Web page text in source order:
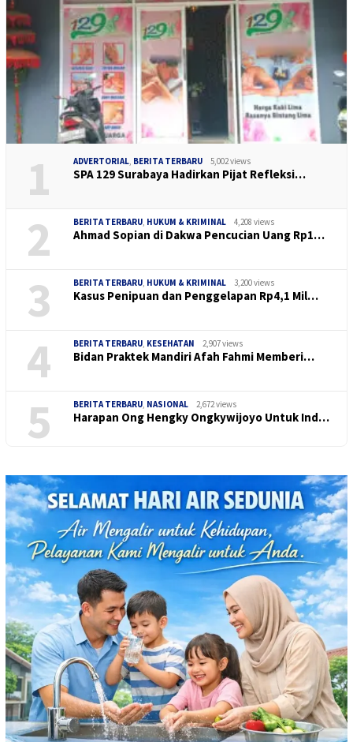
1 ADVERTORIAL, BERITA TERBARU 5,002 views
SPA 129 Surabaya Hadirkan Pijat Refleksi…
2 BERITA TERBARU, HUKUM & KRIMINAL 4,208 views
Ahmad Sopian di Dakwa Pencucian Uang Rp1…
3 BERITA TERBARU, HUKUM & KRIMINAL 3,200 views
Kasus Penipuan dan Penggelapan Rp4,1 Mil…
4 BERITA TERBARU, KESEHATAN 2,907 views
Bidan Praktek Mandiri Afah Fahmi Memberi…
5 BERITA TERBARU, NASIONAL 2,672 views
Harapan Ong Hengky Ongkywijoyo Untuk Ind…